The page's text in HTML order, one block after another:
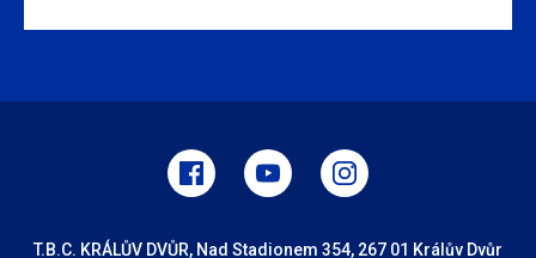
T.B.C. KRÁLŮV DVŮR, Nad Stadionem 354, 267 01 Králův Dvůr